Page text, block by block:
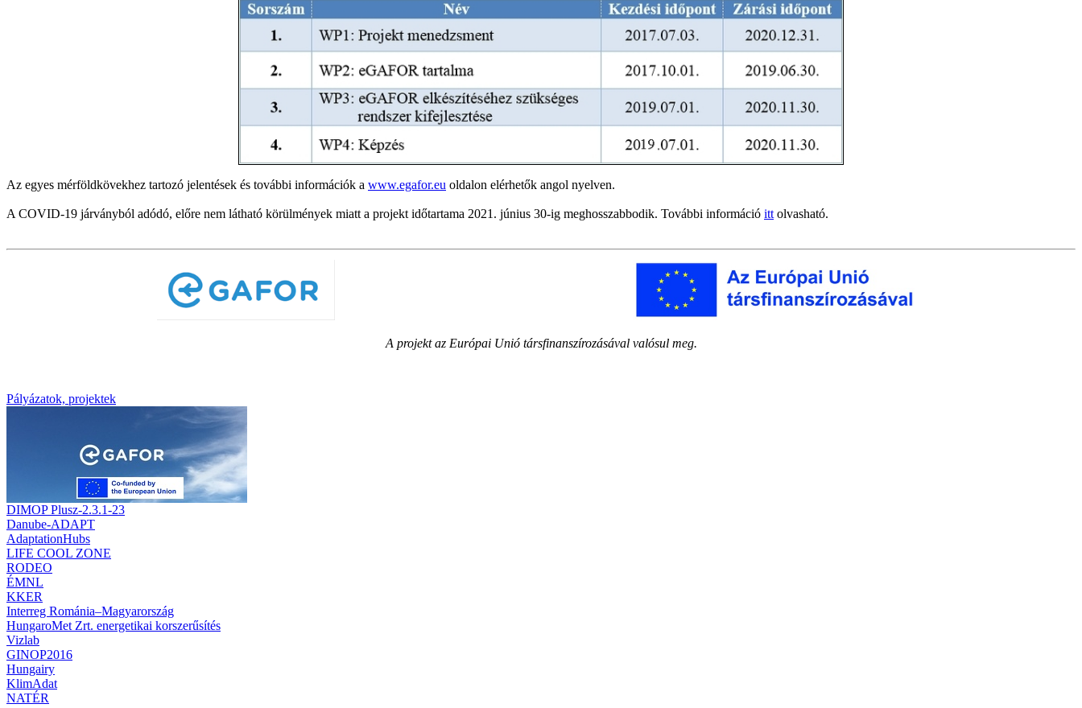
Az egyes mérföldkövekhez tartozó jelentések és további információk a www.egafor.eu oldalon elérhetők angol nyelven.
A COVID-19 járványból adódó, előre nem látható körülmények miatt a projekt időtartama 2021. június 30-ig meghosszabbodik. További információ itt olvasható.
A projekt az Európai Unió társfinanszírozásával valósul meg.
Pályázatok, projektek
DIMOP Plusz-2.3.1-23
Danube-ADAPT
AdaptationHubs
LIFE COOL ZONE
RODEO
ÉMNL
KKER
Interreg Románia–Magyarország
HungaroMet Zrt. energetikai korszerűsítés
Vizlab
GINOP2016
Hungairy
KlimAdat
NATÉR